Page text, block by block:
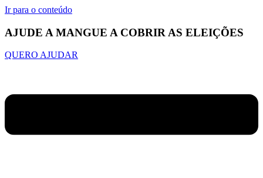
Ir para o conteúdo
AJUDE A MANGUE A COBRIR AS ELEIÇÕES
QUERO AJUDAR